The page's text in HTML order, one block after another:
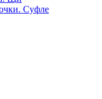
Суфле